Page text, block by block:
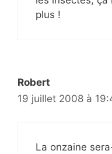
plus !
Robert
19 juillet 2008 à
La onzaine